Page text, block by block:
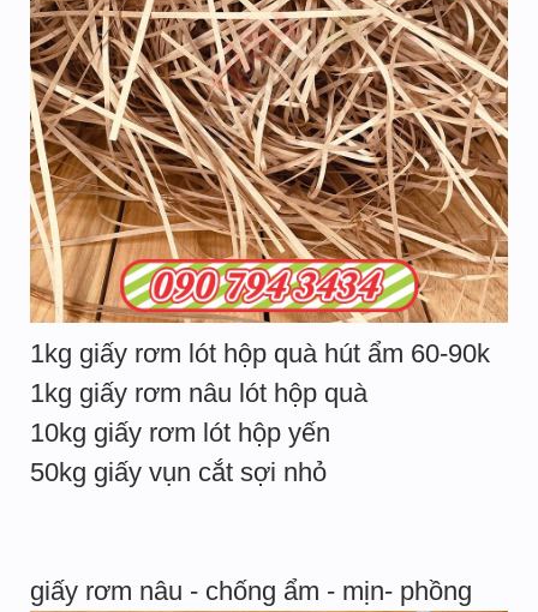
1kg giấy rơm lót hộp quà hút ẩm 60-90k
1kg giấy rơm nâu lót hộp quà
10kg giấy rơm lót hộp yến
50kg giấy vụn cắt sợi nhỏ
giấy rơm nâu - chống ẩm - mịn- phồng